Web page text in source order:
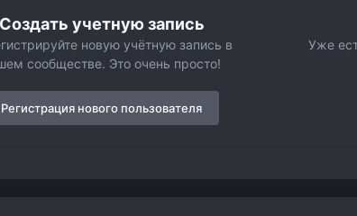
Создать учетную запись
новую учётную запись в
сообществе. Это очень просто!
Регистрация нового пользователя
Уже